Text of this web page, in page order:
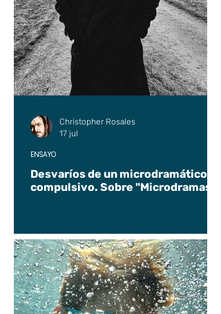
Desvaríos de un microdramático
compulsivo. Sobre "Microdramas".
ENSAYO
Christopher Rosales
17 jul